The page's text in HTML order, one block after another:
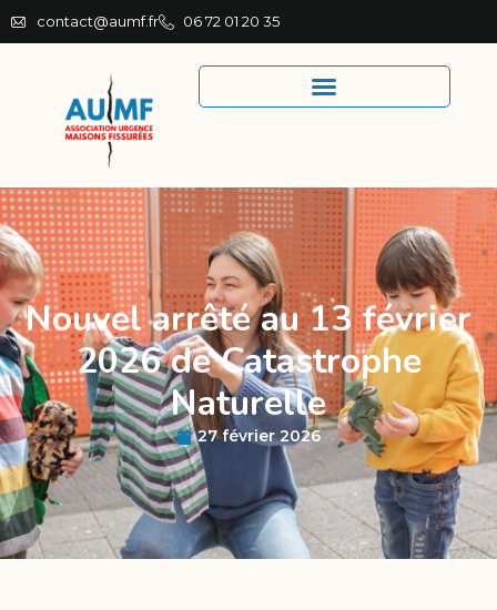
contact@aumf.fr 06 72 01 20 35
Nouvel arrêté au 13 février
2026 de Catastrophe
Naturelle
27 février 2026